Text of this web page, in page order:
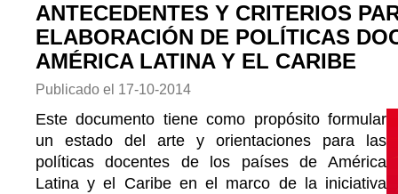
ANTECEDENTES Y CRITERIOS
ELABORACIÓN DE POLÍTICAS
AMÉRICA LATINA Y EL CARIBE
Publicado el 17-10-2014
Este documento tiene como propósito formular
un estado del arte y orientaciones para las
políticas docentes de los países de América
Latina y el Caribe en el marco de la iniciativa